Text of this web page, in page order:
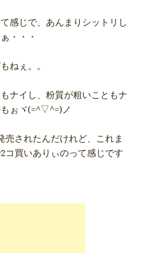
感じで、あんまりシットリし
・・・
ねぇ。。
ナイし、粉質が粗いこともナ
ぉヾ(=^▽^=)ノ
売されたんだけれど、これま
コ買いありぃのって感じです